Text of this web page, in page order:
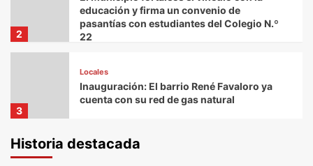
2
educación y firma un convenio de
pasantías con estudiantes del Colegio N.º
22
3
Locales
Inauguración: El barrio René Favaloro ya
cuenta con su red de gas natural
Locales
Historia destacada